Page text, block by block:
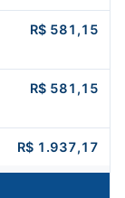
R$ 581,15
R$ 581,15
R$ 1.937,17